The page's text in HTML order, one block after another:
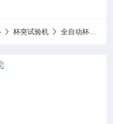
杯突试验机 全自动杯突试验机